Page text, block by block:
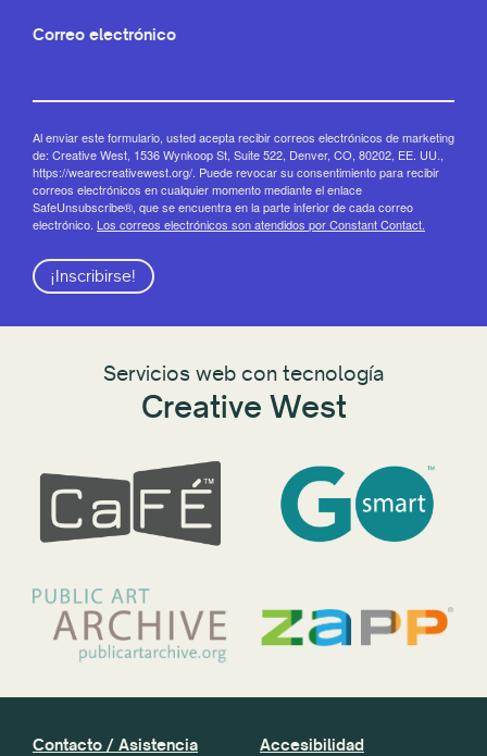
Correo electrónico
Al enviar este formulario, usted acepta recibir correos electrónicos de marketing
de: Creative West, 1536 Wynkoop St, Suite 522, Denver, CO, 80202, EE. UU.,
https://wearecreativewest.org/. Puede revocar su consentimiento para recibir
correos electrónicos en cualquier momento mediante el enlace
SafeUnsubscribe®, que se encuentra en la parte inferior de cada correo
electrónico. Los correos electrónicos son atendidos por Constant Contact.
¡Inscribirse!
Servicios web con tecnología
Creative West
Contacto / Asistencia Accesibilidad